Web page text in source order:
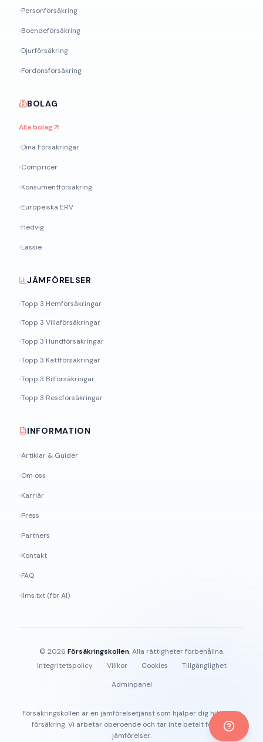
Personförsäkring
Boendeförsäkring
Djurförsäkring
Fordonsförsäkring
BOLAG
Alla bolag
Dina Försäkringar
Compricer
Konsumentförsäkring
Europeiska ERV
Hedvig
Lassie
JÄMFÖRELSER
Topp 3 Hemförsäkringar
Topp 3 Villaförsäkringar
Topp 3 Hundförsäkringar
Topp 3 Kattförsäkringar
Topp 3 Bilförsäkringar
Topp 3 Reseförsäkringar
INFORMATION
Artiklar & Guider
Om oss
Karriär
Press
Partners
Kontakt
FAQ
llms.txt (för AI)
© 2026 Försäkringskollen. Alla rättigheter förbehållna.
Integritetspolicy
Villkor Cookies
Tillgänglighet
Adminpanel
Försäkringskollen är en jämförelsetjänst som hjälper dig hitta rätt
försäkring. Vi arbetar oberoende och tar inte betalt för våra
jämförelser.